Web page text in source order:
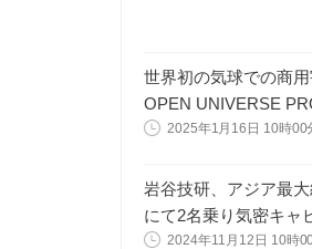
世界初の気球での商
OPEN UNIVERSE
2025年1月16日 10時00
岩谷技研、アジア最
にて2名乗り気密キャ
2024年11月12日 10時